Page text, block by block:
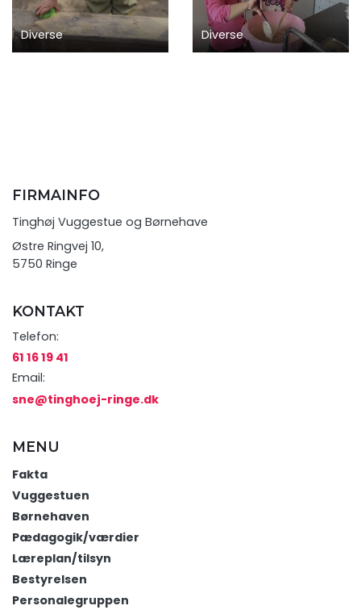
Diverse Diverse
FIRMAINFO
Tinghøj Vuggestue og Børnehave
Østre Ringvej 10,
5750 Ringe
KONTAKT
Telefon:
61 16 19 41
Email:
sne@tinghoej-ringe.dk
MENU
Fakta
Vuggestuen
Børnehaven
Pædagogik/værdier
Læreplan/tilsyn
Bestyrelsen
Personalegruppen